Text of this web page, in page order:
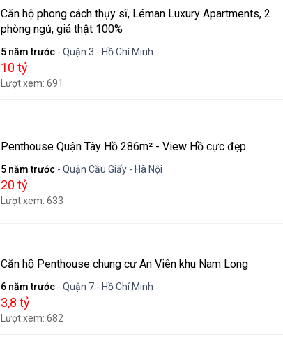
Căn hộ phong cách thụy sĩ, Léman Luxury Apartments, 2
phòng ngủ, giá thật 100%
5 năm trước - Quận 3 - Hồ Chí Minh
10 tỷ
Lượt xem: 691
Penthouse Quận Tây Hồ 286m² - View Hồ cực đẹp
5 năm trước - Quận Cầu Giấy - Hà Nội
20 tỷ
Lượt xem: 633
Căn hộ Penthouse chung cư An Viên khu Nam Long
6 năm trước - Quận 7 - Hồ Chí Minh
3,8 tỷ
Lượt xem: 682